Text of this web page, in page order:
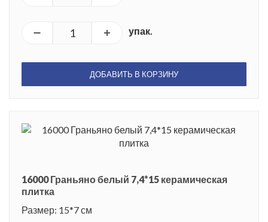
упак.
ДОБАВИТЬ В КОРЗИНУ
16000 Граньяно белый 7,4*15 керамическая
плитка
Размер: 15*7 см